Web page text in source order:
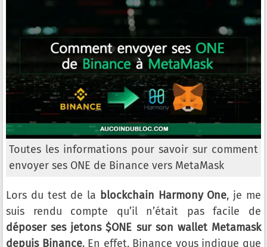
Toutes les informations pour savoir sur comment
envoyer ses ONE de Binance vers MetaMask
Lors du test de la blockchain Harmony One, je me
suis rendu compte qu’il n’était pas facile de
déposer ses jetons $ONE sur son wallet Metamask
depuis Binance. En effet, Binance vous indique que